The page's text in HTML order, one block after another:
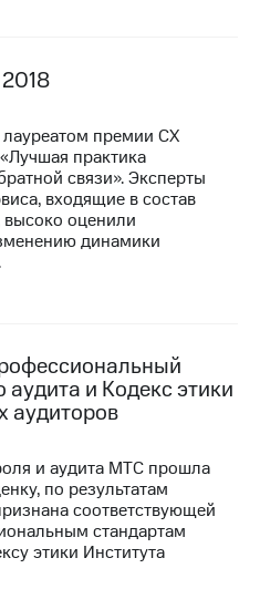
премии CX
практика
связи». Эксперты
входящие в состав
высоко оценили
динамики
аудита и Кодекс этики
аудиторов
и аудита МТС прошла
по результатам
соответствующей
стандартам
этики Института